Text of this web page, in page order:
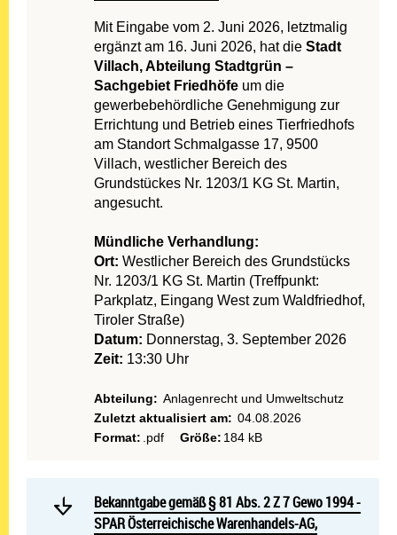
Mit Eingabe vom 2. Juni 2026, letztmalig
ergänzt am 16. Juni 2026, hat dieStadt
Villach, Abteilung Stadtgrün –
Sachgebiet Friedhöfe um die
gewerbebehördliche Genehmigung zur
Errichtung und Betrieb eines Tierfriedhofs
am Standort Schmalgasse 17, 9500
Villach, westlicher Bereich des
Grundstückes Nr. 1203/1 KG St. Martin,
angesucht.
Mündliche Verhandlung:
Ort:Westlicher Bereich des Grundstücks
Nr. 1203/1 KG St. Martin (Treffpunkt:
Parkplatz, Eingang West zum Waldfriedhof,
Tiroler Straße)
Datum: Donnerstag, 3. September 2026
Zeit: 13:30 Uhr
Abteilung: Anlagenrecht und Umweltschutz
Zuletzt aktualisiert am: 04.08.2026
Format: .pdf Größe: 184 kB
Mehr lesen:
Bekanntgabe gemäß § 81 Abs. 2 Z 7 Gewo 1994 -
Bekanntgabe gemäß § 81 Abs. 2 Z 7 Gewo 1994 -
SPAR Österreichische Warenhandels-AG,